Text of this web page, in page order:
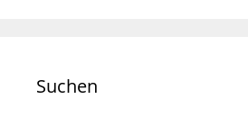
Suchen